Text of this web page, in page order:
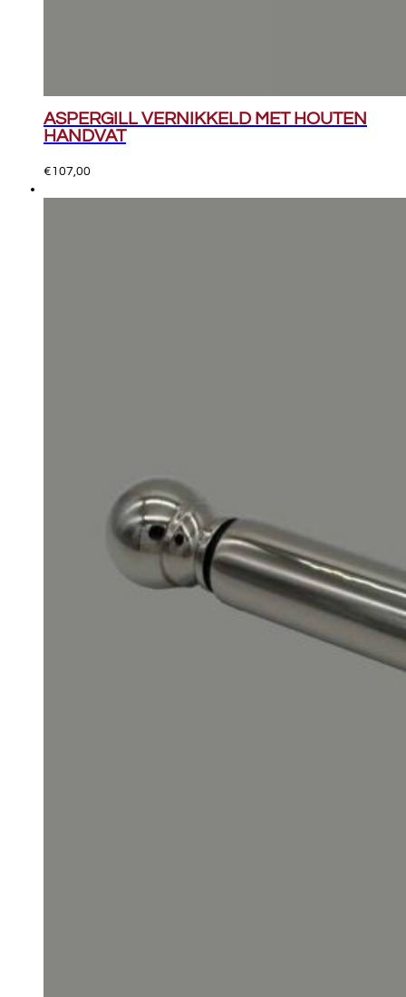
ASPERGILL VERNIKKELD MET HOUTEN
HANDVAT
€107,00